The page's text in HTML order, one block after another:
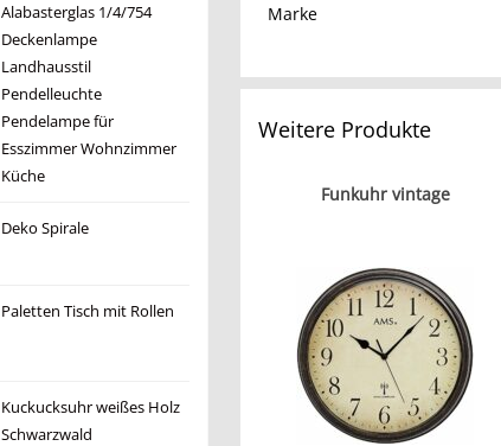
Alabasterglas 1/4/754
Deckenlampe
Landhausstil
Pendelleuchte
Pendelampe für
Esszimmer Wohnzimmer
Küche
Deko Spirale
Paletten Tisch mit Rollen
Kuckucksuhr weißes Holz
Schwarzwald
Marke
Weitere Produkte
Funkuhr vintage